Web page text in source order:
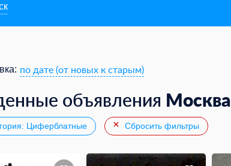
по дате (от новых к старым)
объявления Москва
Циферблатные Сбросить фильтры